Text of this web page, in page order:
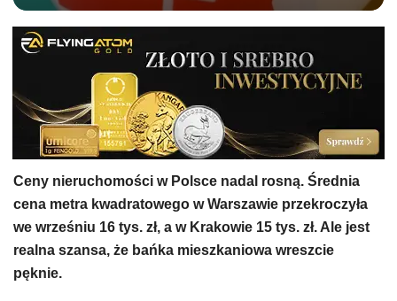
Ceny nieruchomości w Polsce nadal rosną. Średnia
cena metra kwadratowego w Warszawie przekroczyła
we wrześniu 16 tys. zł, a w Krakowie 15 tys. zł. Ale jest
realna szansa, że bańka mieszkaniowa wreszcie
pęknie.